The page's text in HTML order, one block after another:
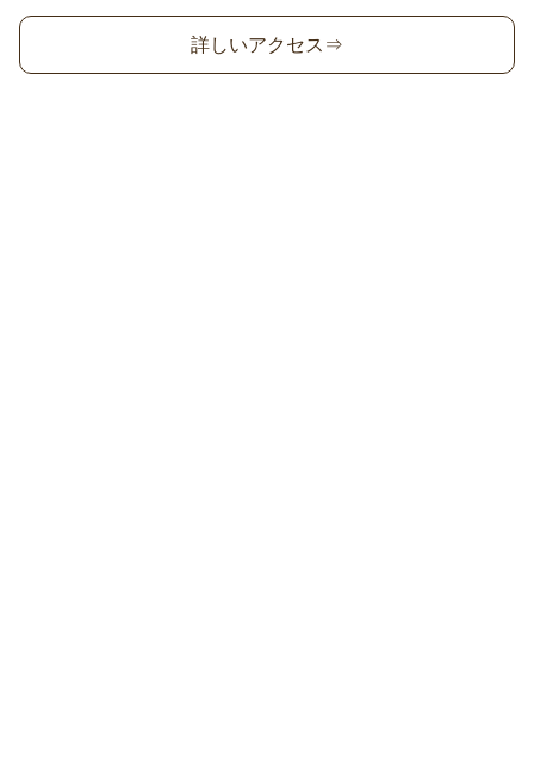
詳しいアクセス⇒